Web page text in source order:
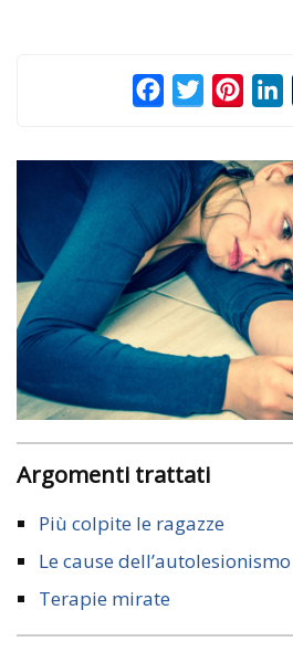
FacebookTwitter
Argomenti trattati
Più colpite le ragazze
Le cause dell’autolesionismo
Terapie mirate